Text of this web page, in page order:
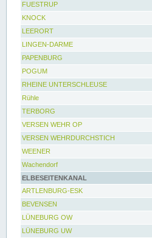
FUESTRUP
KNOCK
LEERORT
LINGEN-DARME
PAPENBURG
POGUM
RHEINE UNTERSCHLEUSE
Rühle
TERBORG
VERSEN WEHR OP
VERSEN WEHRDURCHSTICH
WEENER
Wachendorf
ELBESEITENKANAL
ARTLENBURG-ESK
BEVENSEN
LÜNEBURG OW
LÜNEBURG UW